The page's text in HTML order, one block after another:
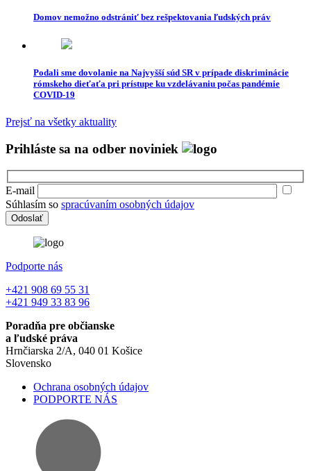
Domov nemožno odstrániť bez rešpektovania ľudských práv
Podali sme dovolanie na Najvyšší súd SR v prípade diskriminácie
rómskeho dieťaťa pri prístupe ku vzdelávaniu počas pandémie
COVID-19
Prejsť na všetky aktuality
Prihláste sa na odber noviniek
E-mail
Súhlasím so spracúvaním osobných údajov
Podporte nás
+421 908 69 55 31
+421 949 33 83 96
Poradňa pre občianske
a ľudské práva
Hrnčiarska 2/A, 040 01 Košice
Slovensko
Ochrana osobných údajov
PODPORTE NÁS